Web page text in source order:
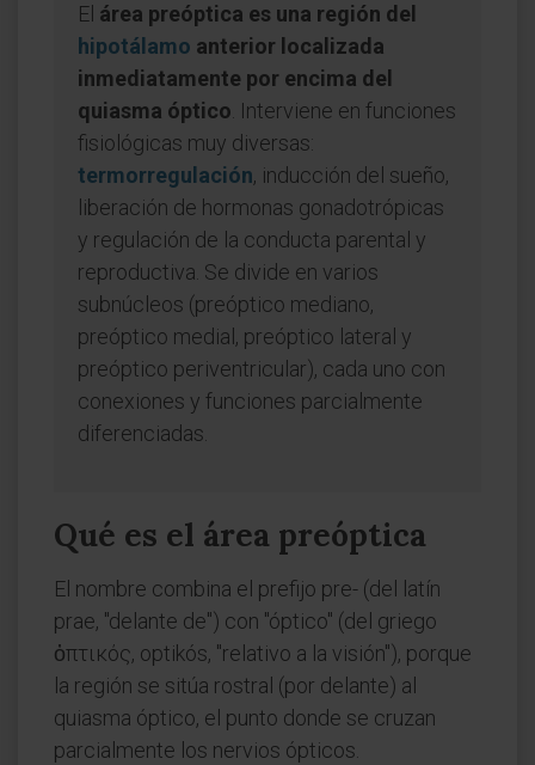
El área preóptica es una región del
hipotálamo anterior localizada
inmediatamente por encima del
quiasma óptico . Interviene en funciones
fisiológicas muy diversas:
termorregulación, inducción del sueño,
liberación de hormonas gonadotrópicas
y regulación de la conducta parental y
reproductiva. Se divide en varios
subnúcleos (preóptico mediano,
preóptico medial, preóptico lateral y
preóptico periventricular), cada uno con
conexiones y funciones parcialmente
diferenciadas.
Qué es el área preóptica
El nombre combina el prefijo pre- (del latín
prae, "delante de") con "óptico" (del griego
ὀπτικός, optikós, "relativo a la visión"), porque
la región se sitúa rostral (por delante) al
quiasma óptico, el punto donde se cruzan
parcialmente los nervios ópticos.